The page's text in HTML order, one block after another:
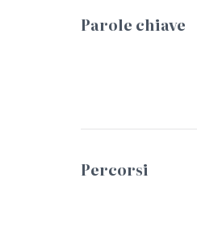
Parole chiave
Percorsi